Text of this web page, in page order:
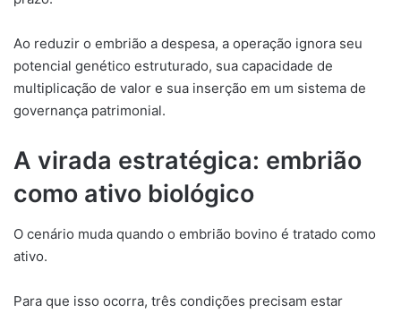
Ao reduzir o embrião a despesa, a operação ignora seu
potencial genético estruturado, sua capacidade de
multiplicação de valor e sua inserção em um sistema de
governança patrimonial.
A virada estratégica: embrião
como ativo biológico
O cenário muda quando o embrião bovino é tratado como
ativo.
Para que isso ocorra, três condições precisam estar